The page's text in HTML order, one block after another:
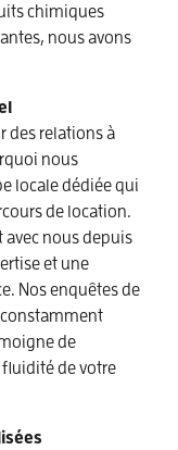
chimiques
nous avons
des relations à
nous
locale dédiée qui
de location.
avec nous depuis
et une
Nos enquêtes de
de
fluidité de votre